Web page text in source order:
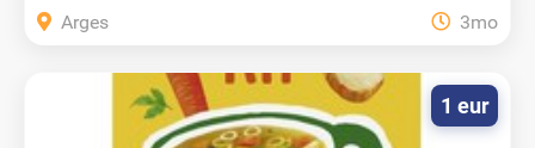
Arges 3mo
1 eur